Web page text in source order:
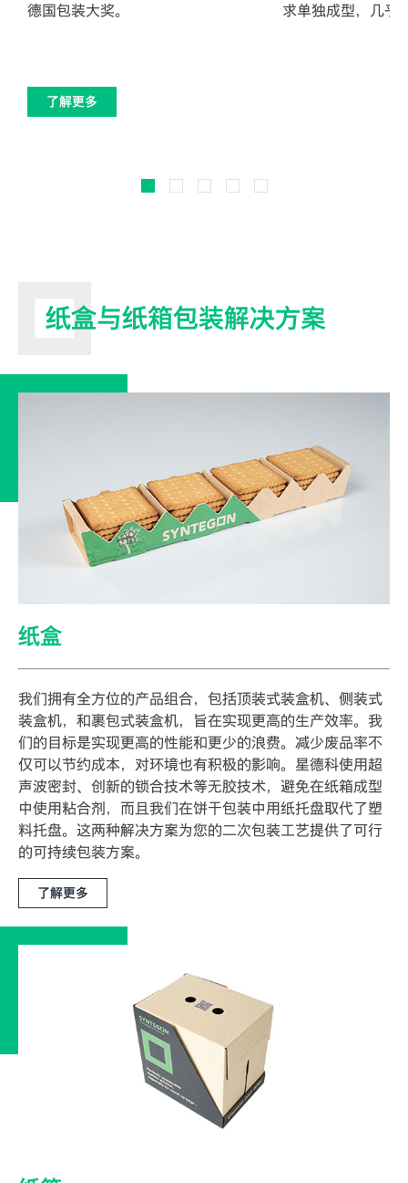
德国包装大奖。
了解更多
求单独成型，几乎
纸盒与纸箱包装解决方案
纸盒
我们拥有全方位的产品组合，包括顶装式装盒机、侧装式
装盒机，和裹包式装盒机，旨在实现更高的生产效率。我
们的目标是实现更高的性能和更少的浪费。减少废品率不
仅可以节约成本，对环境也有积极的影响。星德科使用超
声波密封、创新的锁合技术等无胶技术，避免在纸箱成型
中使用粘合剂，而且我们在饼干包装中用纸托盘取代了塑
料托盘。这两种解决方案为您的二次包装工艺提供了可行
的可持续包装方案。
了解更多